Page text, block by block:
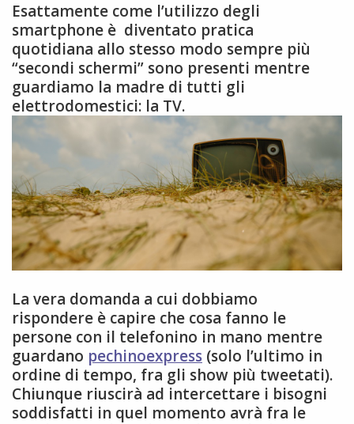
Esattamente come l’utilizzo degli
smartphone è diventato pratica
quotidiana allo stesso modo sempre più
“secondi schermi” sono presenti mentre
guardiamo la madre di tutti gli
elettrodomestici: la TV.
La vera domanda a cui dobbiamo
rispondere è capire che cosa fanno le
persone con il telefonino in mano mentre
guardano pechinoexpress (solo l’ultimo in
ordine di tempo, fra gli show più tweetati).
Chiunque riuscirà ad intercettare i bisogni
soddisfatti in quel momento avrà fra le